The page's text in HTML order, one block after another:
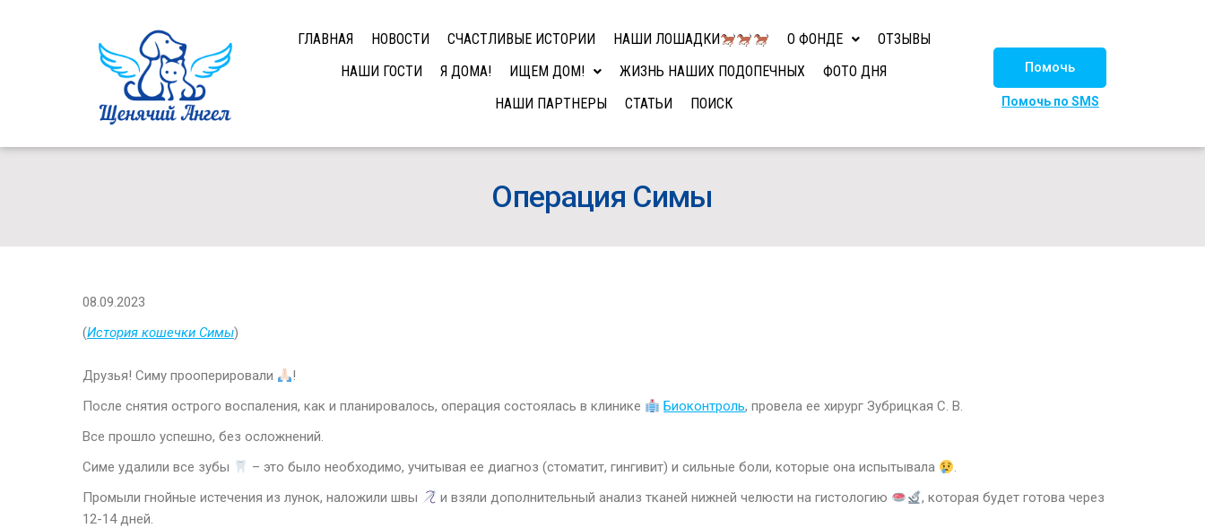
ГЛАВНАЯ НОВОСТИ СЧАСТЛИВЫЕ ИСТОРИИ НАШИ ЛОШАДКИ О ФОНДЕ
ОТЗЫВЫ
НАШИ ГОСТИ
Я ДОМА! ИЩЕМ ДОМ! ЖИЗНЬ НАШИХ ПОДОПЕЧНЫХ
ФОТО ДНЯ
НАШИ ПАРТНЕРЫ
СТАТЬИ ПОИСК
Помочь
Помочь по SMS
Операция Симы
08.09.2023
(История кошечки Симы)
Друзья! Симу прооперировали
!
После снятия острого воспаления, как и планировалось, операция состоялась в клинике
Биоконтроль, провела ее хирург Зубрицкая С. В.
Все прошло успешно, без осложнений.
Симе удалили все зубы
– это было необходимо, учитывая ее диагноз (стоматит, гингивит) и сильные боли, которые она испытывала
.
Промыли гнойные истечения из лунок, наложили швы
и взяли дополнительный анализ тканей нижней челюсти на гистологию
, которая будет готова через
12-14 дней.